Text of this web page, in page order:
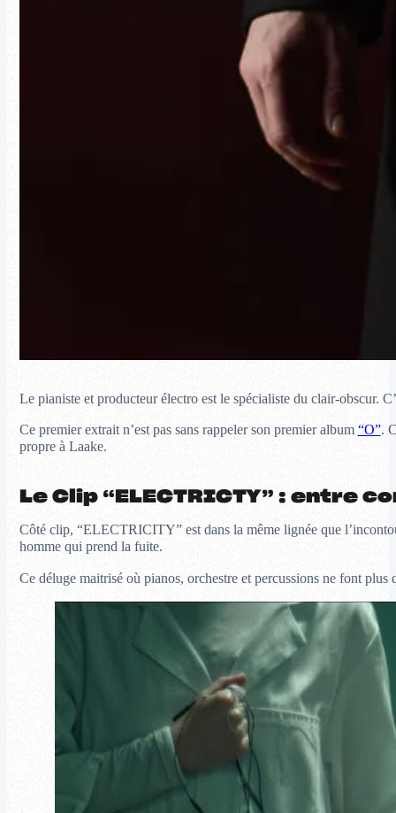
Le pianiste et producteur électro est le spécialiste du clair-obscur.
Ce premier extrait n’est pas sans rappeler son premier album “O”.
propre à Laake.
Le Clip “ELECTRICTY” :
Côté clip, “ELECTRICITY” est dans la même lignée que
homme qui prend la fuite.
Ce déluge maitrisé où pianos, orchestre et percussions ne font